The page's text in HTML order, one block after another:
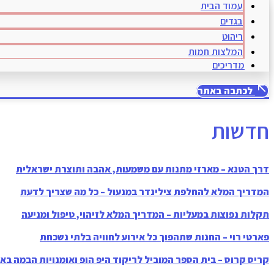
עמוד הבית
בגדים
ריהוט
המלצות חמות
מדריכים
לכתבה באתר
חדשות
דרך הטנא – מארזי מתנות עם משמעות, אהבה ותוצרת ישראלית
המדריך המלא להחלפת צילינדר במנעול – כל מה שצריך לדעת
תקלות נפוצות במעליות – המדריך המלא לזיהוי, טיפול ומניעה
פארטי רוי – החנות שתהפוך כל אירוע לחוויה בלתי נשכחת
קריס קרוס – בית הספר המוביל לריקוד היפ הופ ואומנויות הבמה